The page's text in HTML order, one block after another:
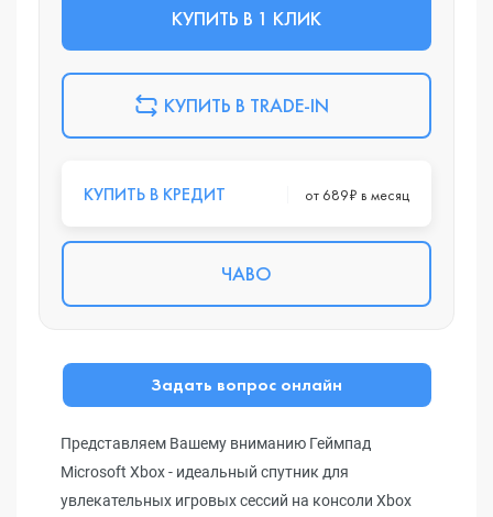
КУПИТЬ В 1 КЛИК
КУПИТЬ В TRADE-IN
КУПИТЬ В КРЕДИТ от 689₽ в месяц
ЧАВО
Задать вопрос онлайн
Представляем Вашему вниманию Геймпад
Microsoft Xbox - идеальный спутник для
увлекательных игровых сессий на консоли Xbox